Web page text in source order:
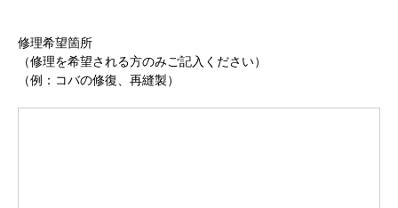
修理希望箇所
（修理を希望される方のみご記入ください）
（例：コバの修復、再縫製）